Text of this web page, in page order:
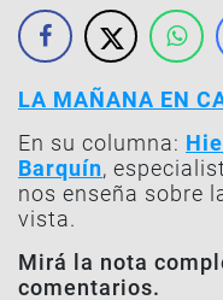
LA MAÑANA EN
En su columna:
Barquín,
nos enseña sobre
vista.
Mirá la nota
comentarios.